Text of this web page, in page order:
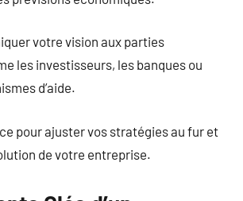
votre vision aux parties
les investisseurs, les banques ou
d’aide.
pour ajuster vos stratégies au fur et
de votre entreprise.